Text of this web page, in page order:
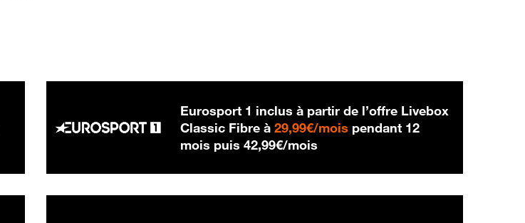
Eurosport 1 inclus à partir de l’offre Livebox
Classic Fibre à29,99€/mois 29,99 € par mois
pendant 12
mois puis42,99€/mois